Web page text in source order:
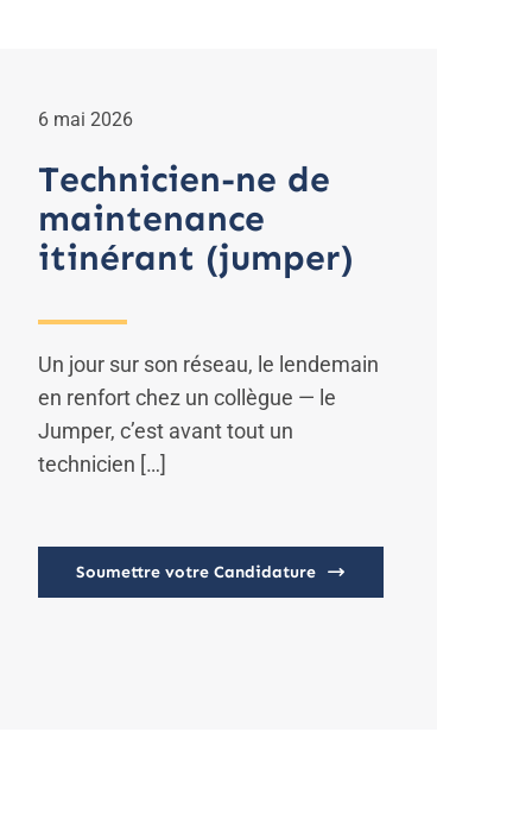
6 mai 2026
Technicien-ne de
maintenance
itinérant (jumper)
Un jour sur son réseau, le lendemain
en renfort chez un collègue — le
Jumper, c’est avant tout un
technicien […]
Soumettre votre Candidature